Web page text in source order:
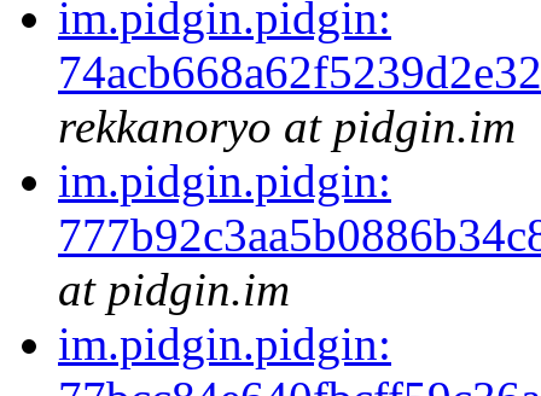
im.pidgin.pidgin:
rekkanoryo at pidgin.im
im.pidgin.pidgin:
at pidgin.im
im.pidgin.pidgin: